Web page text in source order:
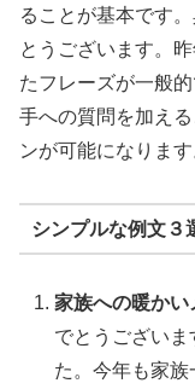
ることが基本です
とうございます。
たフレーズが一般
手への質問を加え
ンが可能になります
シンプルな例文３
家族への暖かい
でとうござい
た。今年も家